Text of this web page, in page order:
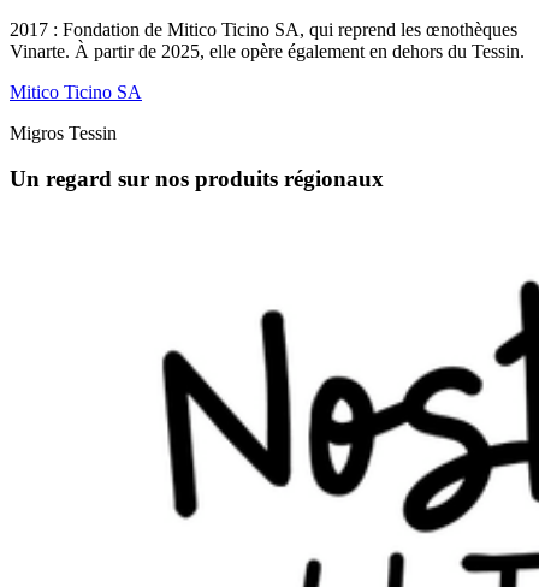
2017 : Fondation de Mitico Ticino SA, qui reprend les œnothèques
Vinarte. À partir de 2025, elle opère également en dehors du Tessin.
Mitico Ticino SA
Migros Tessin
Un regard sur nos produits régionaux